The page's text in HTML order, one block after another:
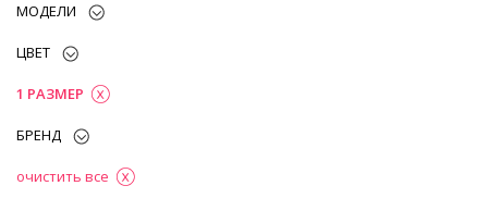
МОДЕЛИ
ЦВЕТ
1 РАЗМЕР
БРЕНД
очистить все